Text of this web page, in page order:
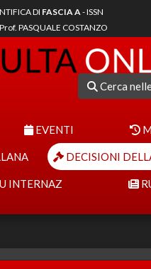
DI FASCIA A- ISSN
PASQUALE COSTANZO
Cerca
EVENTI
DECISIONI
INTERNAZ